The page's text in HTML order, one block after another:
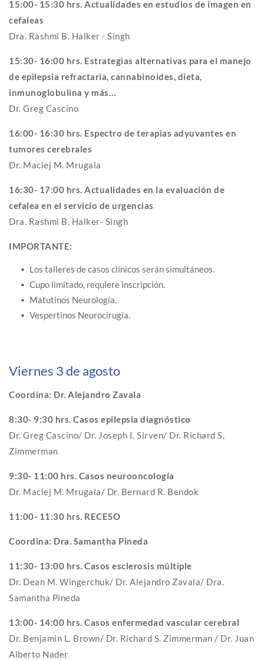
15:00- 15:30 hrs. Actualidades en estudios de imagen en
cefaleas
Dra. Rashmi B. Halker - Singh
15:30- 16:00 hrs. Estrategias alternativas para el manejo
de epilepsia refractaria, cannabinoides, dieta,
inmunoglobulina y más…
Dr. Greg Cascino
16:00- 16:30 hrs. Espectro de terapias adyuvantes en
tumores cerebrales
Dr. Maciej M. Mrugala
16:30- 17:00 hrs. Actualidades en la evaluación de
cefalea en el servicio de urgencias
Dra. Rashmi B. Halker- Singh
IMPORTANTE:
Los talleres de casos clínicos serán simultáneos.
Cupo limitado, requiere inscripción.
Matutinos Neurología.
Vespertinos Neurocirugía.
Viernes 3 de agosto
Coordina: Dr. Alejandro Zavala
8:30- 9:30 hrs. Casos epilepsia diagnóstico
Dr. Greg Cascino/ Dr. Joseph I. Sirven/ Dr. Richard S.
Zimmerman
9:30- 11:00 hrs. Casos neurooncología
Dr. Maciej M. Mrugala/ Dr. Bernard R. Bendok
11:00- 11:30 hrs. RECESO
Coordina: Dra. Samantha Pineda
11:30- 13:00 hrs. Casos esclerosis múltiple
Dr. Dean M. Wingerchuk/ Dr. Alejandro Zavala/ Dra.
Samantha Pineda
13:00- 14:00 hrs. Casos enfermedad vascular cerebral
Dr. Benjamin L. Brown/ Dr. Richard S. Zimmerman / Dr. Juan
Alberto Nader